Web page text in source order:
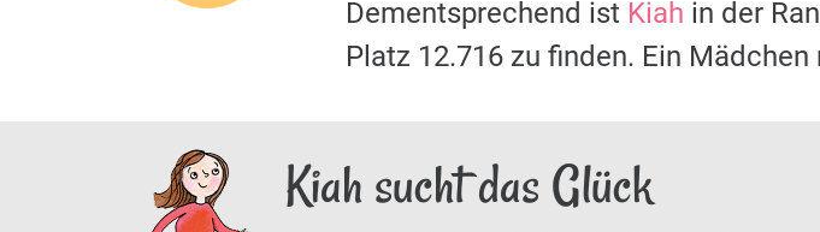
Dementsprechend ist Kiah in der
Platz 12.716 zu finden. Ein
Kiah sucht das Glück